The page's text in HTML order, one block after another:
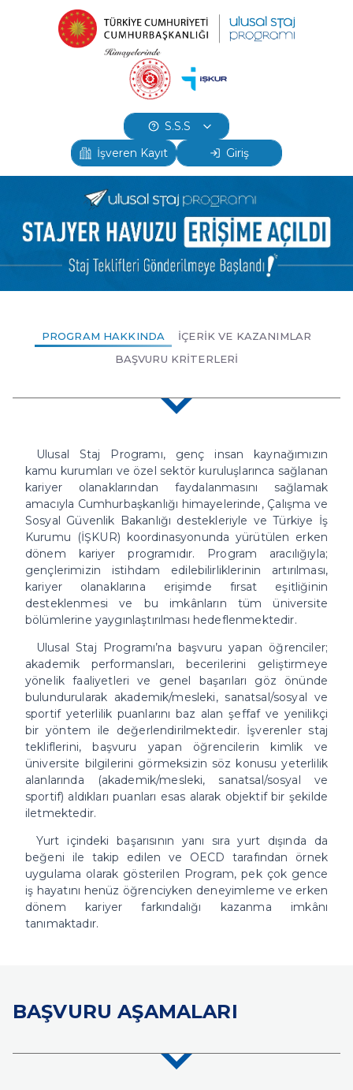
S.S.S
İşveren Kayıt
Giriş
PROGRAM HAKKINDA
İÇERİK VE KAZANIMLAR
BAŞVURU KRİTERLERİ
Ulusal Staj Programı, genç insan kaynağımızın
kamu kurumları ve özel sektör kuruluşlarınca sağlanan
kariyer olanaklarından faydalanmasını sağlamak
amacıyla Cumhurbaşkanlığı himayelerinde, Çalışma ve
Sosyal Güvenlik Bakanlığı destekleriyle ve Türkiye İş
Kurumu (İŞKUR) koordinasyonunda yürütülen erken
dönem kariyer programıdır. Program aracılığıyla;
gençlerimizin istihdam edilebilirliklerinin artırılması,
kariyer olanaklarına erişimde fırsat eşitliğinin
desteklenmesi ve bu imkânların tüm üniversite
bölümlerine yaygınlaştırılması hedeflenmektedir.
Ulusal Staj Programı’na başvuru yapan öğrenciler;
akademik performansları, becerilerini geliştirmeye
yönelik faaliyetleri ve genel başarıları göz önünde
bulundurularak akademik/mesleki, sanatsal/sosyal ve
sportif yeterlilik puanlarını baz alan şeffaf ve yenilikçi
bir yöntem ile değerlendirilmektedir. İşverenler staj
tekliflerini, başvuru yapan öğrencilerin kimlik ve
üniversite bilgilerini görmeksizin söz konusu yeterlilik
alanlarında (akademik/mesleki, sanatsal/sosyal ve
sportif) aldıkları puanları esas alarak objektif bir şekilde
iletmektedir.
Yurt içindeki başarısının yanı sıra yurt dışında da
beğeni ile takip edilen ve OECD tarafından örnek
uygulama olarak gösterilen Program, pek çok gence
iş hayatını henüz öğrenciyken deneyimleme ve erken
dönem kariyer farkındalığı kazanma imkânı
tanımaktadır.
BAŞVURU AŞAMALARI